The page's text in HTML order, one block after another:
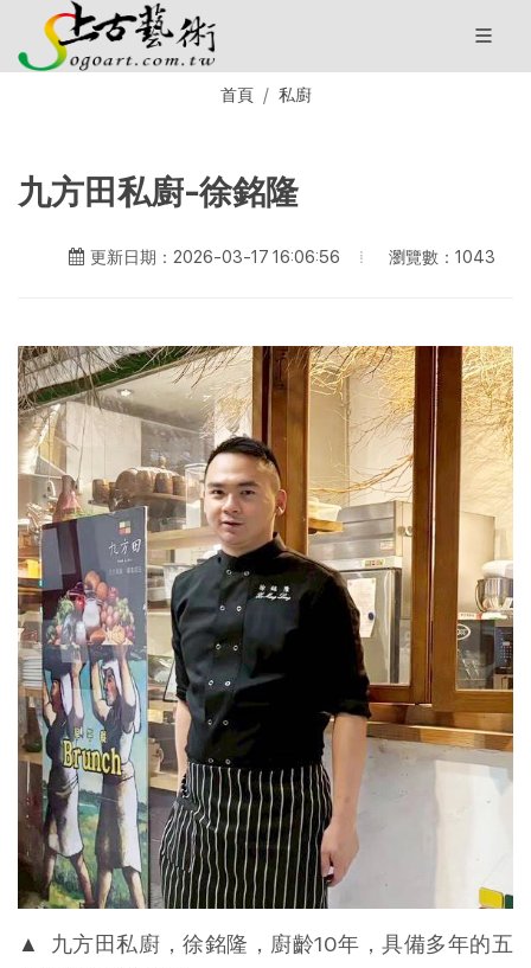
首頁 私廚
九方田私廚-徐銘隆
更新日期：2026-03-17 16:06:56 瀏覽數：1043
▲ 九方田私廚，徐銘隆，廚齡10年，具備多年的五